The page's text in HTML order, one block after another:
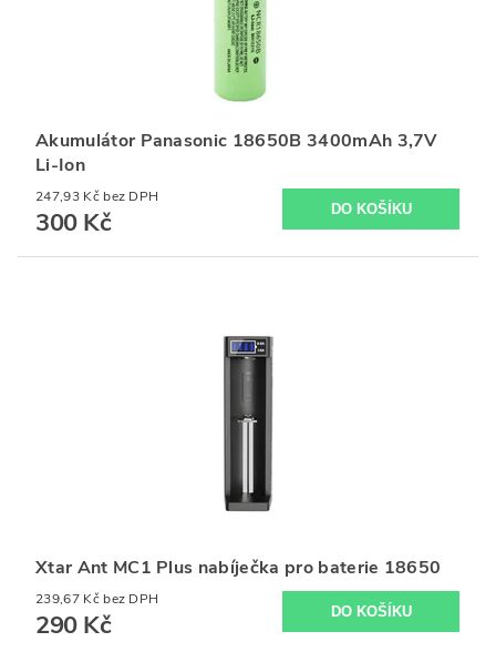
Akumulátor Panasonic 18650B 3400mAh 3,7V
Li-Ion
247,93 Kč bez DPH
300 Kč
Xtar Ant MC1 Plus nabíječka pro baterie 18650
239,67 Kč bez DPH
290 Kč